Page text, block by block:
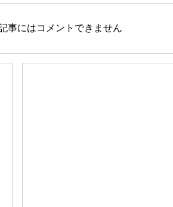
事にはコメントできません